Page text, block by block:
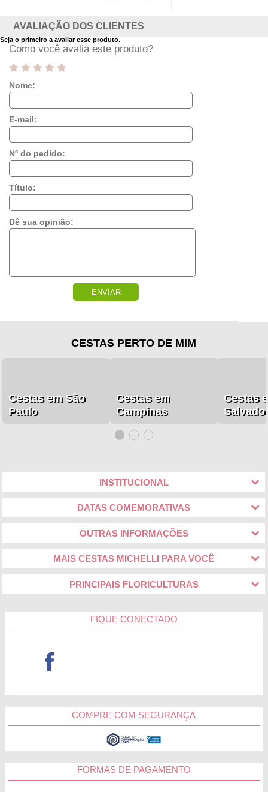
AVALIAÇÃO DOS CLIENTES
Seja o primeiro a avaliar esse produto.
Como você avalia este produto?
Nome:
E-mail:
Nº do pedido:
Título:
Dê sua opinião:
ENVIAR
CESTAS PERTO DE MIM
Cestas em São
Paulo
Cestas em
Campinas
Cestas
INSTITUCIONAL
DATAS COMEMORATIVAS
OUTRAS INFORMAÇÕES
MAIS CESTAS MICHELLI PARA VOCÊ
PRINCIPAIS FLORICULTURAS
FIQUE CONECTADO
COMPRE COM SEGURANÇA
FORMAS DE PAGAMENTO